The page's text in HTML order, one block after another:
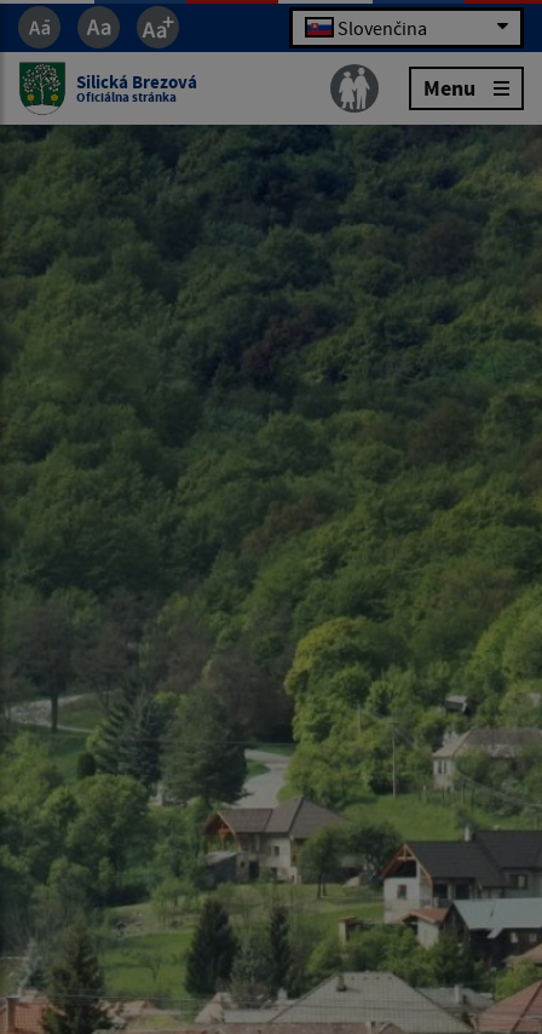
Slovenčina
Silická Brezová
Oficiálna stránka Menu